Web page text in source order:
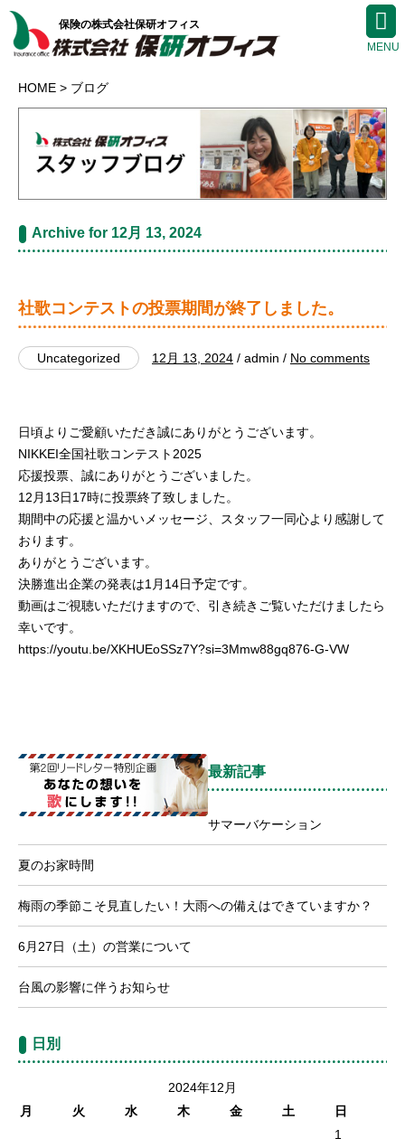
保険の株式会社保研オフィス
HOME ブログ
Archive for 12月 13, 2024
社歌コンテストの投票期間が終了しました。
Uncategorized 12月 13, 2024 / admin / No comments
日頃よりご愛顧いただき誠にありがとうございます。
NIKKEI全国社歌コンテスト2025
応援投票、誠にありがとうございました。
12月13日17時に投票終了致しました。
期間中の応援と温かいメッセージ、スタッフ一同心より感謝して
おります。
ありがとうございます。
決勝進出企業の発表は1月14日予定です。
動画はご視聴いただけますので、引き続きご覧いただけましたら
幸いです。
https://youtu.be/XKHUEoSSz7Y?si=3Mmw88gq876-G-VW
最新記事
サマーバケーション
夏のお家時間
梅雨の季節こそ見直したい！大雨への備えはできていますか？
6月27日（土）の営業について
台風の影響に伴うお知らせ
日別
2024年12月
月
火 水 木 金 土
日
1